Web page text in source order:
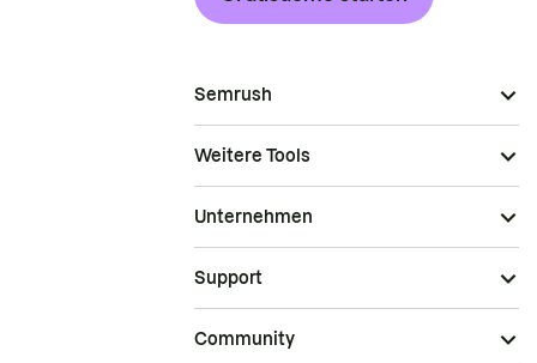
Semrush
Weitere Tools
Unternehmen
Support
Community